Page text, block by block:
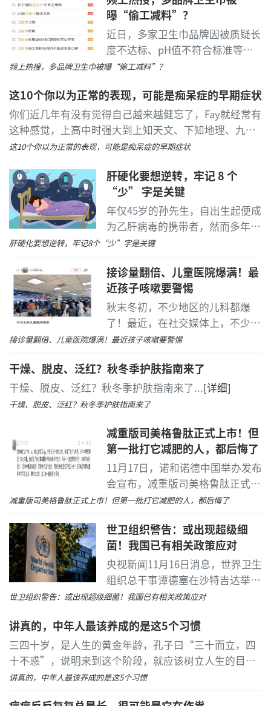
曝“偷工减料”？
近日，多家卫生巾品牌因被质疑长
度不达标、pH值不符合标准等引
发争议，多次登上热搜。据不完全
日）以卫生巾为关键词的微博热搜
已超过5个。...[详细]
频上热搜，多品牌卫生巾被曝“偷工减料”？
这10个你以为正常的表现，可能是痴呆症的早期症状
你们近几年有没有觉得自己越来越健忘了，Fay就经常有
这种感觉，上高中时强大到上知天文、下知地理、九门
功课样样能背的记忆力，现在已经大大减退了，有时说
这10个你以为正常的表现，可能是痴呆症的早期症状
肝硬化要想逆转，牢记 8 个
“少” 字是关键
年仅45岁的孙先生，自出生起便成
为乙肝病毒的携带者，然而多年来
他从未进行过复查。因工作需求，
体被严重的腹痛、腹胀与腹泻所困
扰，才前往医院接受全面检查。
[详细]
肝硬化要想逆转，牢记8个“少” 字是关键
接诊量翻倍、儿童医院爆满！最
近孩子咳嗽要警惕
秋末冬初，不少地区的儿科都爆
了！最近，在社交媒体上，不少家
长发帖表示，当地一些医院的儿童
孩子。...[详细]
接诊量翻倍、儿童医院爆满！最近孩子咳嗽要警惕
干燥、脱皮、泛红？秋冬季护肤指南来了
干燥、脱皮、泛红？秋冬季护肤指南来了...[详细]
干燥、脱皮、泛红？秋冬季护肤指南来了
减重版司美格鲁肽正式上市！但
第一批打它减肥的人，都后悔了
11月17日，诺和诺德中国举办发布
会宣布，减重版司美格鲁肽正式在
国内上市。...[详细]
减重版司美格鲁肽正式上市！但第一批打它减肥的人，都后悔了
世卫组织警告：或出现超级细
菌！我国已有相关政策应对
央视新闻11月16日消息，世界卫生
组织总干事谭德塞在沙特吉达举行
的第四届全球高级别抗微生物药物
物药物耐药性正在威胁人类所依赖
的药物治疗效果。 ...[详细]
世卫组织警告：或出现超级细菌！我国已有相关政策应对
讲真的，中年人最该养成的是这5个习惯
三四十岁，是人生的黄金年龄，孔子曰“三十而立，四
十不惑”，说明来到这个阶段，就应该树立人生的目
标。... [详细]
讲真的，中年人最该养成的是这5个习惯